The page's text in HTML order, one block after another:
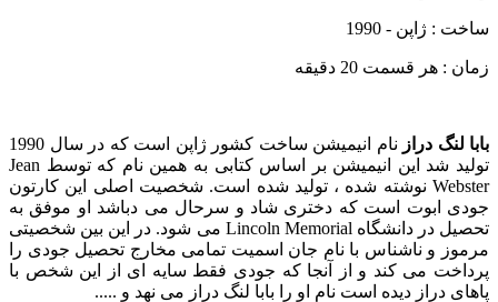
ساخت : ژاپن - 1990
زمان : هر قسمت 20 دقیقه
بابا لنگ دراز
نام انیمیشن ساخت کشور ژاپن است که در سال 1990
تولید شد این انیمیشن بر اساس کتابی به همین نام که توسط Jean
Webster نوشته شده ، تولید شده است. شخصیت اصلی این کارتون
جودی ابوت است که دختری شاد و سرحال می دباشد او موفق به
تحصیل در دانشگاه Lincoln Memorial می شود. در این بین شخصیتی
مرموز و ناشناس با نام جان اسمیت تمامی مخارج تحصیل جودی را
پرداخت می کند و از آنجا که جودی فقط سایه ای از این شخص با
پاهای دراز دیده است نام او را بابا لنگ دراز می نهد و .....